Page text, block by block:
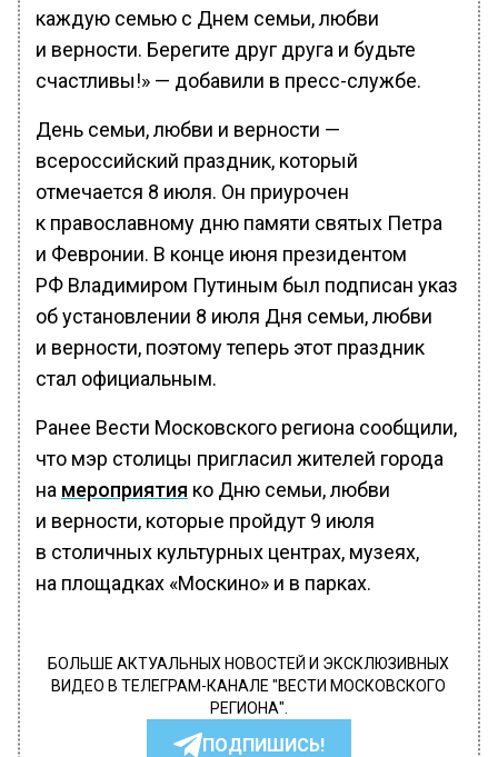
каждую семью с Днем семьи, любви
и верности. Берегите друг друга и будьте
счастливы!» — добавили в пресс-службе.
День семьи, любви и верности —
всероссийский праздник, который
отмечается 8 июля. Он приурочен
к православному дню памяти святых Петра
и Февронии. В конце июня президентом
РФ Владимиром Путиным был подписан указ
об установлении 8 июля Дня семьи, любви
и верности, поэтому теперь этот праздник
стал официальным.
Ранее Вести Московского региона сообщили,
что мэр столицы пригласил жителей города
на мероприятия ко Дню семьи, любви
и верности, которые пройдут 9 июля
в столичных культурных центрах, музеях,
на площадках «Москино» и в парках.
БОЛЬШЕ АКТУАЛЬНЫХ НОВОСТЕЙ И ЭКСКЛЮЗИВНЫХ
ВИДЕО В ТЕЛЕГРАМ-КАНАЛЕ "ВЕСТИ МОСКОВСКОГО
РЕГИОНА".
ПОДПИШИСЬ!